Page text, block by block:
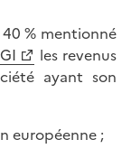
% mentionné
les revenus
ayant son
européenne ;